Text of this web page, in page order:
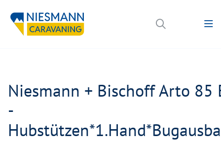
Niesmann + Bischoff Arto 85
-